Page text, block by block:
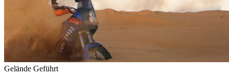
Gelände Geführt